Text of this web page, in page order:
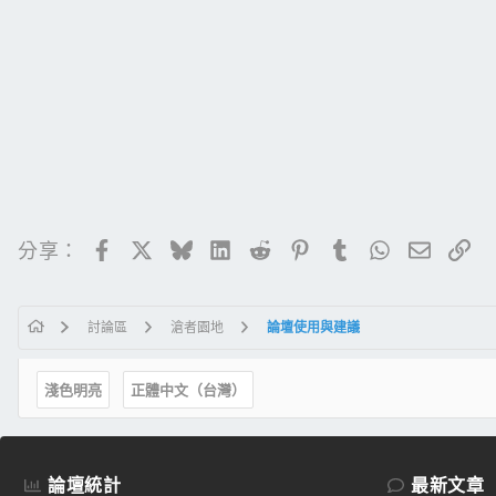
分享： FacebookBlueskyLinkedIn
RedditPinterestTumblrWhatsApp
電子郵件
連結
討論區 滄者園地 論壇使用與建議
淺色明亮 正體中文（台灣）
論壇統計 最新文章